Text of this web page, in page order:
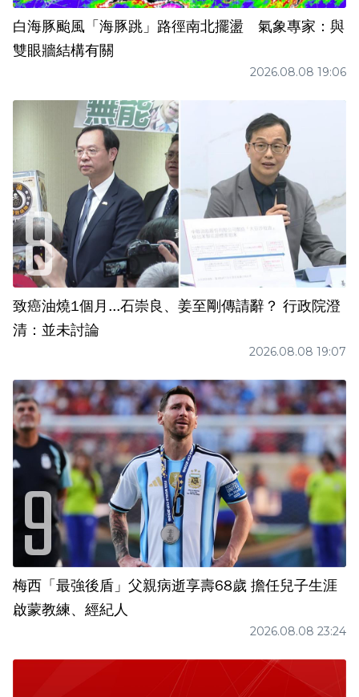
白海豚颱風「海豚跳」路徑南北擺盪 氣象專家：與
雙眼牆結構有關
2026.08.08 19:06
致癌油燒1個月...石崇良、姜至剛傳請辭？ 行政院澄
清：並未討論
2026.08.08 19:07
梅西「最強後盾」父親病逝享壽68歲 擔任兒子生涯
啟蒙教練、經紀人
2026.08.08 23:24